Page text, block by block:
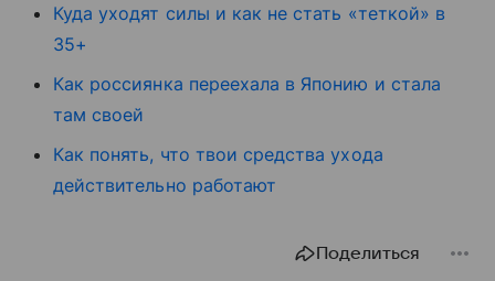
Куда уходят силы и как не стать «теткой» в
35+
Как россиянка переехала в Японию и стала
там своей
Как понять, что твои средства ухода
действительно работают
Поделиться